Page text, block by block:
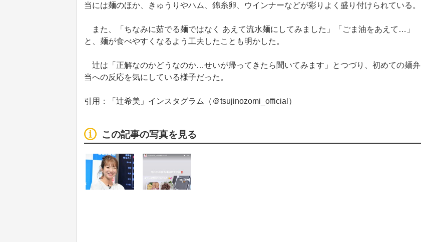
当には麺のほか、きゅうりやハム、錦糸卵、ウインナーなどが彩りよく盛り付けられている。
また、「ちなみに茹でる麺ではなく あえて流水麺にしてみました」「ごま油をあえて…」
と、麺が食べやすくなるよう工夫したことも明かした。
辻は「正解なのかどうなのか…せいが帰ってきたら聞いてみます」とつづり、初めての麺弁
当への反応を気にしている様子だった。
引用：「辻希美」インスタグラム（＠tsujinozomi_official）
この記事の写真を見る